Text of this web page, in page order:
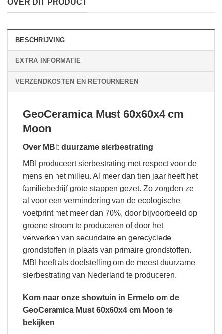
OVER DIT PRODUCT
BESCHRIJVING
EXTRA INFORMATIE
VERZENDKOSTEN EN RETOURNEREN
GeoCeramica Must 60x60x4 cm
Moon
Over MBI: duurzame sierbestrating
MBI produceert sierbestrating met respect voor de
mens en het milieu. Al meer dan tien jaar heeft het
familiebedrijf grote stappen gezet. Zo zorgden ze
al voor een vermindering van de ecologische
voetprint met meer dan 70%, door bijvoorbeeld op
groene stroom te produceren of door het
verwerken van secundaire en gerecyclede
grondstoffen in plaats van primaire grondstoffen.
MBI heeft als doelstelling om de meest duurzame
sierbestrating van Nederland te produceren.
Kom naar onze showtuin in Ermelo om de
GeoCeramica Must 60x60x4 cm Moon te
bekijken